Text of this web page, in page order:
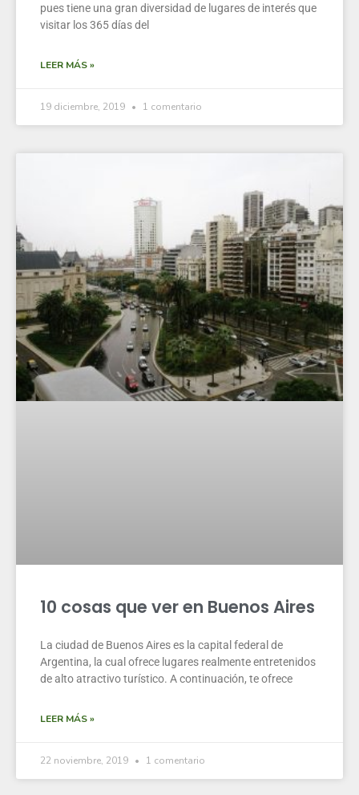
pues tiene una gran diversidad de lugares de interés que
visitar los 365 días del
LEER MÁS »
19 diciembre, 2019 1 comentario
10 cosas que ver en Buenos Aires
La ciudad de Buenos Aires es la capital federal de
Argentina, la cual ofrece lugares realmente entretenidos
de alto atractivo turístico. A continuación, te ofrece
LEER MÁS »
22 noviembre, 2019 1 comentario